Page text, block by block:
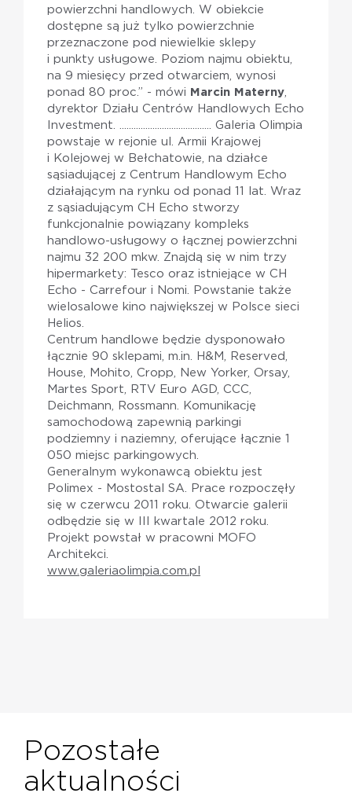
powierzchni handlowych. W obiekcie
dostępne są już tylko powierzchnie
przeznaczone pod niewielkie sklepy
i punkty usługowe. Poziom najmu obiektu,
na 9 miesięcy przed otwarciem, wynosi
ponad 80 proc.” - mówi Marcin Materny,
dyrektor Działu Centrów Handlowych Echo
Investment. ....................................... Galeria Olimpia
powstaje w rejonie ul. Armii Krajowej
i Kolejowej w Bełchatowie, na działce
sąsiadującej z Centrum Handlowym Echo
działającym na rynku od ponad 11 lat. Wraz
z sąsiadującym CH Echo stworzy
funkcjonalnie powiązany kompleks
handlowo-usługowy o łącznej powierzchni
najmu 32 200 mkw. Znajdą się w nim trzy
hipermarkety: Tesco oraz istniejące w CH
Echo - Carrefour i Nomi. Powstanie także
wielosalowe kino największej w Polsce sieci
Helios.
Centrum handlowe będzie dysponowało
łącznie 90 sklepami, m.in. H&M, Reserved,
House, Mohito, Cropp, New Yorker, Orsay,
Martes Sport, RTV Euro AGD, CCC,
Deichmann, Rossmann. Komunikację
samochodową zapewnią parkingi
podziemny i naziemny, oferujące łącznie 1
050 miejsc parkingowych.
Generalnym wykonawcą obiektu jest
Polimex - Mostostal SA. Prace rozpoczęły
się w czerwcu 2011 roku. Otwarcie galerii
odbędzie się w III kwartale 2012 roku.
Projekt powstał w pracowni MOFO
Architekci.
www.galeriaolimpia.com.pl
Pozostałe
aktualności